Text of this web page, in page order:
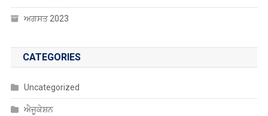
ਅਗਸਤ 2023
CATEGORIES
Uncategorized
ਐਜੂਕੇਸ਼ਨ